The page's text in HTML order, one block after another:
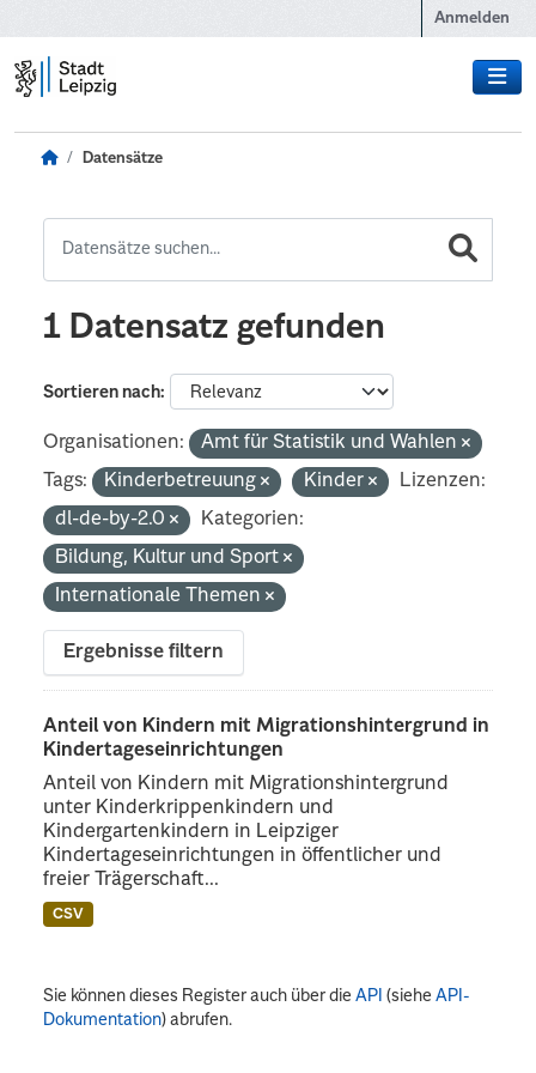
Anmelden
Datensätze
1 Datensatz gefunden
Sortieren nach
Organisationen:
Amt für Statistik und Wahlen
Tags:
Kinderbetreuung Kinder
Lizenzen:
dl-de-by-2.0
Kategorien:
Bildung, Kultur und Sport
Internationale Themen
Ergebnisse filtern
Anteil von Kindern mit Migrationshintergrund in
Kindertageseinrichtungen
Anteil von Kindern mit Migrationshintergrund
unter Kinderkrippenkindern und
Kindergartenkindern in Leipziger
Kindertageseinrichtungen in öffentlicher und
freier Trägerschaft...
CSV
Sie können dieses Register auch über dieAPI (sieheAPI-
Dokumentation) abrufen.